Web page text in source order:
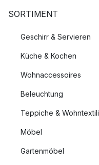
SORTIMENT
Geschirr & Servieren
Küche & Kochen
Wohnaccessoires
Beleuchtung
Teppiche &
Möbel
Gartenmöbel